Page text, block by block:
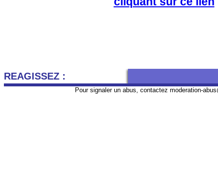
REAGISSEZ :
Pour signaler un abus, contactez moderation-